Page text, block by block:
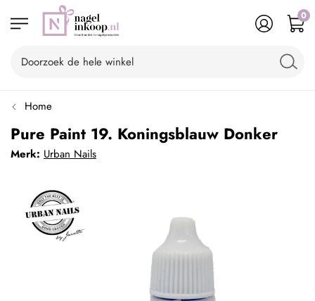
0
Home
Pure Paint 19. Koningsblauw Donker
Merk: Urban Nails